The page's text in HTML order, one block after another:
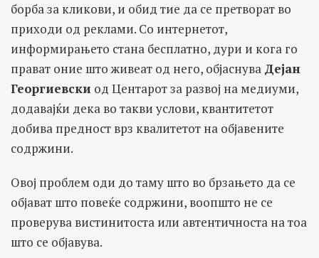
борба за кликови, и обид тие да се претворат во
приходи од реклами. Со интернетот,
информирањето стана бесплатно, дури и кога го
прават оние што живеат од него, објаснува Дејан
Георгиевски од Центарот за развој на медиуми,
додавајќи дека во такви услови, квантитетот
добива предност врз квалитетот на објавените
содржини.
Овој проблем оди до таму што во брзањето да се
објават што повеќе содржини, воопшто не се
проверува вистинитоста или автентичноста на тоа
што се објавува.